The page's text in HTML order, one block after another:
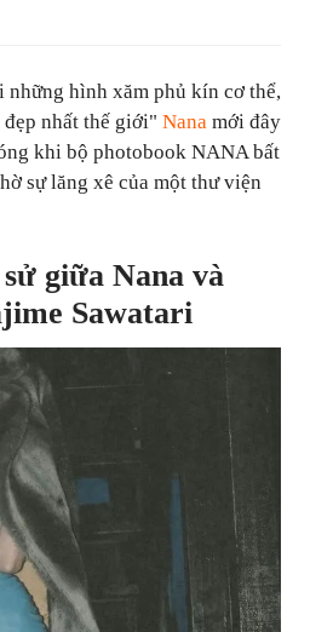
những hình xăm phủ kín cơ thể,
nhất thế giới" Nana mới đây
khi bộ photobook NANA bất
sự lăng xê của một thư viện
giữa Nana và
Sawatari